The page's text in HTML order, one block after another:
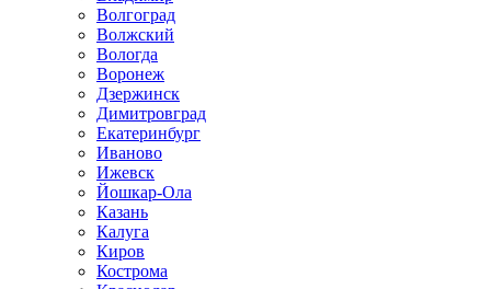
Волгоград
Волжский
Вологда
Воронеж
Дзержинск
Димитровград
Екатеринбург
Иваново
Ижевск
Йошкар-Ола
Казань
Калуга
Киров
Кострома